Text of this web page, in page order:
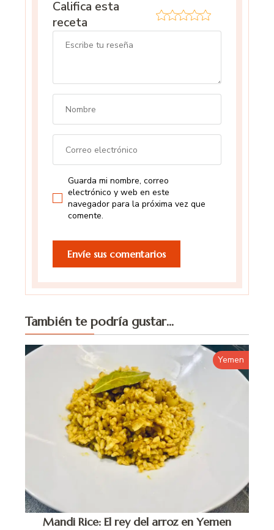
Califica esta
receta
Guarda mi nombre, correo
electrónico y web en este
navegador para la próxima vez que
comente.
También te podría gustar...
Yemen
Mandi Rice: El rey del arroz en Yemen